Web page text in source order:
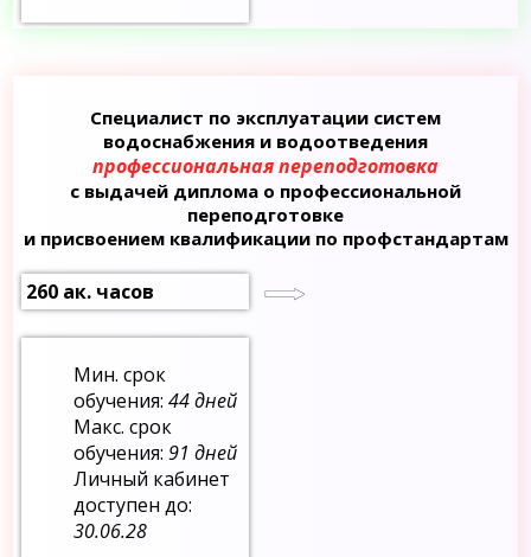
Специалист по эксплуатации систем
водоснабжения и водоотведения
профессиональная переподготовка
с выдачей диплома о профессиональной
переподготовке
и присвоением квалификации по профстандартам
260 ак. часов
Мин. срок
обучения:44 дней
Макс. срок
обучения:91 дней
Личный кабинет
доступен до:
30.06.28